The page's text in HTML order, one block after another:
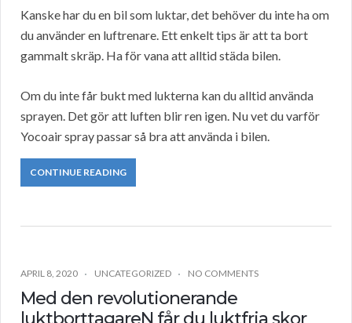
Kanske har du en bil som luktar, det behöver du inte ha om
du använder en luftrenare. Ett enkelt tips är att ta bort
gammalt skräp. Ha för vana att alltid städa bilen.
Om du inte får bukt med lukterna kan du alltid använda
sprayen. Det gör att luften blir ren igen. Nu vet du varför
Yocoair spray passar så bra att använda i bilen.
CONTINUE READING
APRIL 8, 2020 UNCATEGORIZED NO COMMENTS
Med den revolutionerande